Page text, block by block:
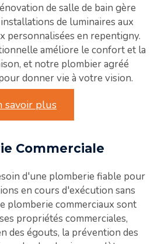
de salle de bain gère
de luminaires aux
personnalisées en repentigny.
améliore le confort et la
et notre plombier agréé
donner vie à votre vision.
savoir plus
Commerciale
d'une plomberie fiable pour
en cours d'exécution sans
plomberie commerciaux sont
propriétés commerciales,
des égouts, la prévention des